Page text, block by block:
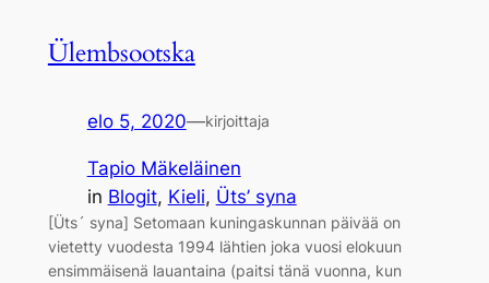
Ülembsootska
elo 5, 2020—kirjoittaja
Tapio Mäkeläinen
in Blogit, Kieli, Üts’ syna
[Üts´ syna] Setomaan kuningaskunnan päivää on
vietetty vuodesta 1994 lähtien joka vuosi elokuun
ensimmäisenä lauantaina (paitsi tänä vuonna, kun